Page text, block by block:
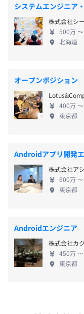
・柏の葉本社
千葉県柏市若柴
KOIL
・新潟本社
新潟県新潟市中央
会社の定める場所
受動喫煙防止措置に
受動喫煙対策あり/
【休日】
・完全週休二日制（
・国民の祝日
【休暇】
■有給扱い
・年次有給休暇
・入社時特別休暇
・妊産婦休暇
・子の看護等休暇
・介護休暇
・産前産後の休暇※
・育児休業※
・介護休業※
システムエンジニア
株式会社シ
500万
北海道
オープンポジション
400万
東京都
Androidアプリ開発
株式会社ア
600万
東京都
Androidエンジニア
株式会社カ
450万
東京都